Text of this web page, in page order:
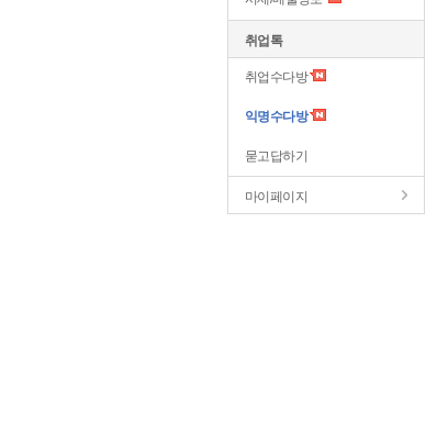
취업톡
취업수다방
익명수다방
묻고답하기
마이페이지